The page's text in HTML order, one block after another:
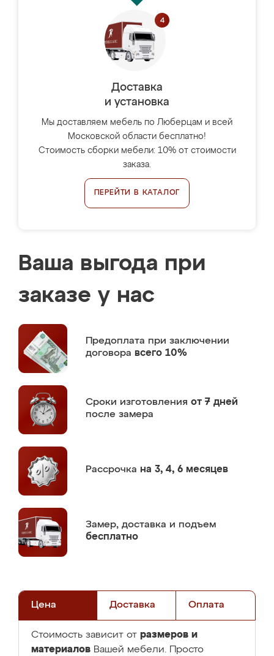
Доставка
и установка
Мы доставляем мебель по Люберцам и всей
Московской области бесплатно!
Стоимость сборки мебели: 10% от стоимости
заказа.
ПЕРЕЙТИ В КАТАЛОГ
Ваша выгода при
заказе у нас
Предоплата при заключении
договора всего 10%
Сроки изготовления от 7 дней
после замера
Рассрочка на 3, 4, 6 месяцев
Замер, доставка и подъем
бесплатно
Цена Доставка Оплата
Стоимость зависит от размеров и
материалов Вашей мебели. Просто